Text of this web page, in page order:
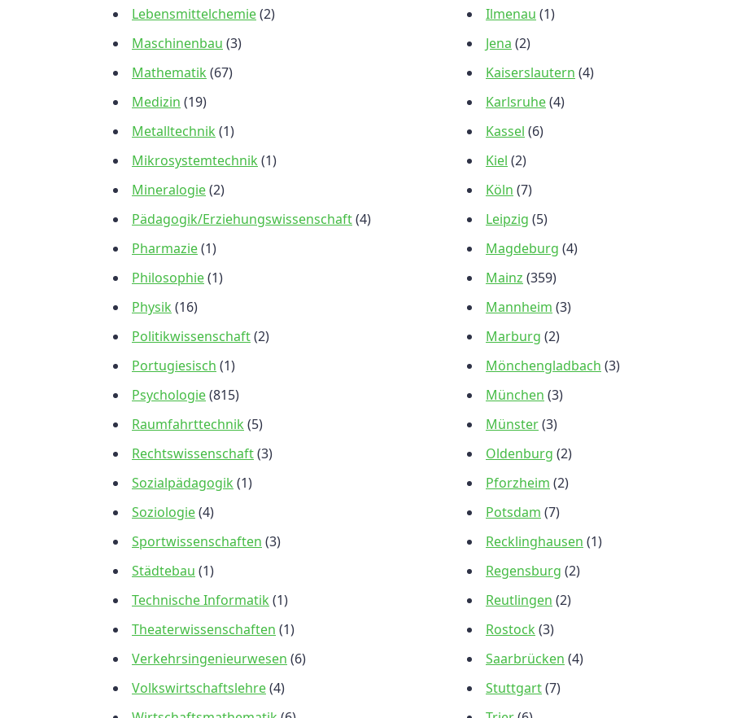
Lebensmittelchemie(2)
Maschinenbau (3)
Mathematik (67)
Medizin (19)
Metalltechnik (1)
Mikrosystemtechnik (1)
Mineralogie(2)
Pädagogik/Erziehungswissenschaft(4)
Pharmazie(1)
Philosophie(1)
Physik (16)
Politikwissenschaft(2)
Portugiesisch (1)
Psychologie(815)
Raumfahrttechnik (5)
Rechtswissenschaft(3)
Sozialpädagogik (1)
Soziologie(4)
Sportwissenschaften (3)
Städtebau (1)
Technische Informatik (1)
Theaterwissenschaften (1)
Verkehrsingenieurwesen (6)
Volkswirtschaftslehre(4)
Ilmenau (1)
Jena (2)
Kaiserslautern (4)
Karlsruhe(4)
Kassel (6)
Kiel (2)
Köln (7)
Leipzig (5)
Magdeburg (4)
Mainz (359)
Mannheim (3)
Marburg (2)
Mönchengladbach (3)
München (3)
Münster(3)
Oldenburg (2)
Pforzheim (2)
Potsdam (7)
Recklinghausen (1)
Regensburg (2)
Reutlingen (2)
Rostock (3)
Saarbrücken (4)
Stuttgart(7)